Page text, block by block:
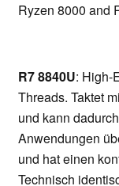
Ryzen 8000 and
R7 8840U: High-
Threads. Taktet
und kann
Anwendungen
und hat einen
Technisch